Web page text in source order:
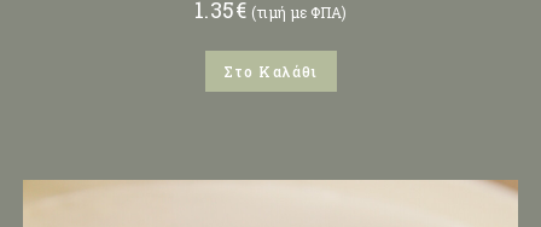
1.35€ (τιμή με ΦΠΑ)
Στο Καλάθι